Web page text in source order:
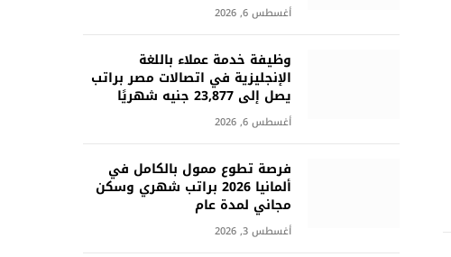
أغسطس 6, 2026
وظيفة خدمة عملاء باللغة
الإنجليزية في اتصالات مصر براتب
يصل إلى 23,877 جنيه شهريًا
أغسطس 6, 2026
فرصة تطوع ممول بالكامل في
ألمانيا 2026 براتب شهري وسكن
مجاني لمدة عام
أغسطس 3, 2026